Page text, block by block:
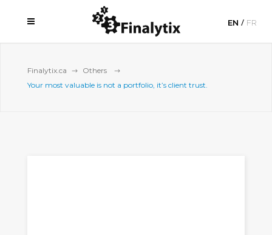
EN FR
Finalytix.ca
Others
Your most valuable is not a portfolio, it’s client trust.